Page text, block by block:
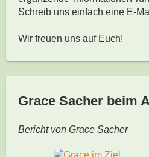
Schreib uns einfach eine E-
Wir freuen uns auf Euch!
Grace Sacher beim
Bericht von Grace Sacher